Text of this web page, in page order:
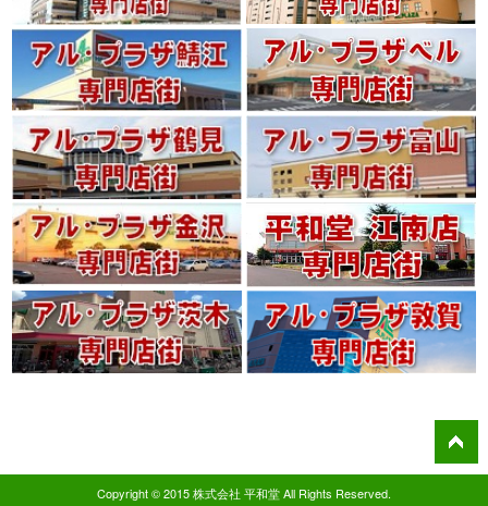
Copyright © 2015 株式会社 平和堂 All Rights Reserved.